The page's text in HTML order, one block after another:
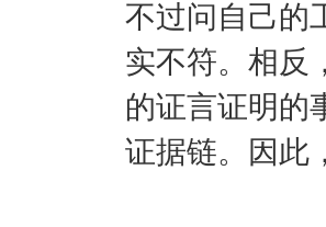
不过问自己的
实不符。相反
的证言证明的
证据链。因此